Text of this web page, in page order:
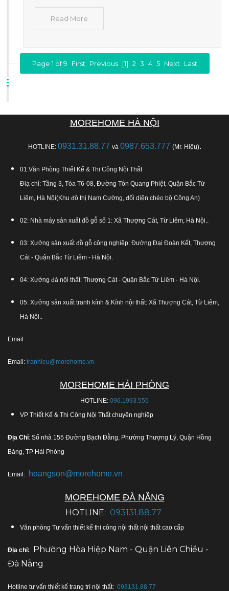
Read More
Page 1 of 9 First Previous [1] 2 3 4 5 Next Last
MOREHOME HÀ NỘI
HOTLINE: 0931.31.88.77 và 0987.653.777 (Mr. Hiệu).
01.Văn Phòng Thiết Kế & Thi Công Nội Thất
Điạ chỉ: Tầng 3, Tòa T6-08, Đường Tôn Quang Phiệt, Quận Bắc Từ
Liêm, Hà Nội(Khu đô thị Nam Cường, đối diện chéo bộ Công An)
02: Nhà máy sản xuất đồ gỗ số 1: Xã Thượng Cát, Từ Liêm, Hà Nội.
03: Xưởng sản xuất đồ gỗ công nghiệp: Đường Đại Đoàn Kết, Thượng
Cát - Quận Bắc Từ Liêm - Hà Nội.
04: Xưởng đá nội thất: Thượng Cát - Quận Bắc Từ Liêm - Hà Nội.
05: Xưởng sản xuất tranh kính & Kính nội thất: Xã Thượng Cát, Từ Liêm,
Hà Nội..
Email
Email: tranhieu@morehome.vn
MOREHOME HẢI PHÒNG
HOTLINE: 096.1993.555
VP Thiết Kế & Thi Công Nội Thất chuyên nghiệp
Địa Chỉ: Số nhà 155 Đường Bạch Đằng, Phường Thượng Lý, Quận Hồng
Bàng, TP Hải Phòng
Email: hoangson@morehome.vn
MOREHOME ĐÀ NẴNG
HOTLINE: 093131.88.77
Văn phòng Tư vấn thiết kế thi công nội thất nội thất cao cấp
Địa chỉ:
Phường Hòa Hiệp Nam - Quận Liên Chiều -
Đà Nẵng
Hotline tư vấn thiết kế trang trí nội thất: 093131.88.77